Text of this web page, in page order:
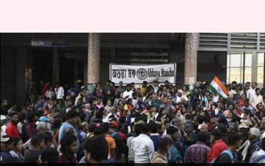
Kolkata doctor murder case:
కోల్‌కతా ఆర్జీకర్‌ వైద్యురాలి
మృతదేహంపై మహిళ డీఎన్ఏ
ఆనవాళ్లు..!
వ్రాసిన వారు Sirish Praharaju Jan 21, 2025 12:29 pm
ఈ వార్తాకథనం ఏంటి